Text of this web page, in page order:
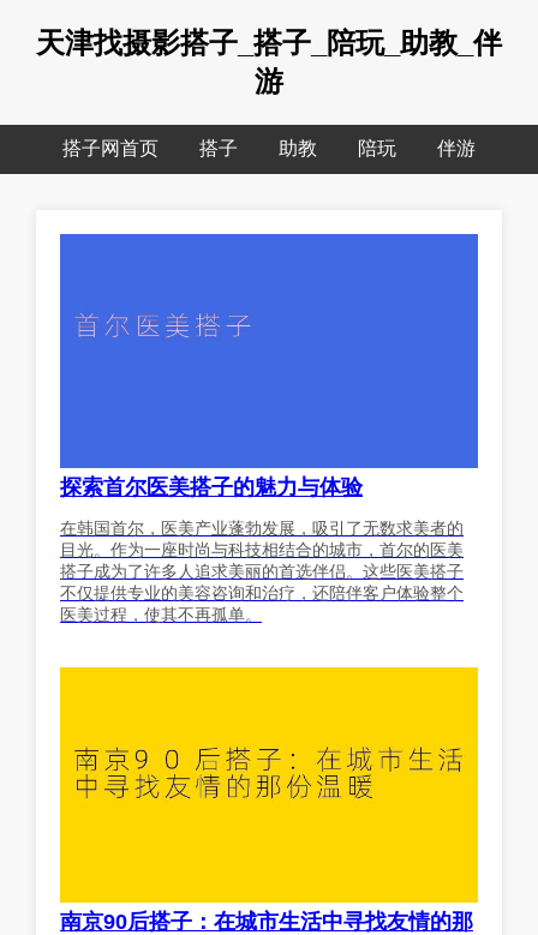
天津找摄影搭子_搭子_陪玩_助教_伴
游
搭子网首页 搭子 助教 陪玩 伴游
探索首尔医美搭子的魅力与体验
在韩国首尔，医美产业蓬勃发展，吸引了无数求美者的
目光。作为一座时尚与科技相结合的城市，首尔的医美
搭子成为了许多人追求美丽的首选伴侣。这些医美搭子
不仅提供专业的美容咨询和治疗，还陪伴客户体验整个
医美过程，使其不再孤单。
南京90后搭子：在城市生活中寻找友情的那